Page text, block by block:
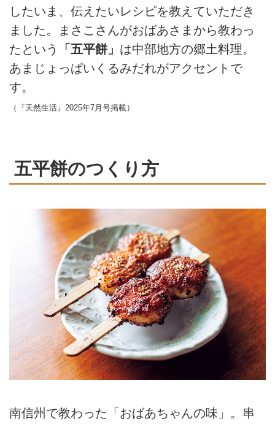
したいま、伝えたいレシピを教えていただき
ました。まさこさんがおばあさまから教わっ
たという
「五平餅」 は中部地方の郷土料理。
あまじょっぱいくるみだれがアクセントで
す。
（『天然生活』2025年7月号掲載）
五平餅のつくり方
南信州で教わった「おばあちゃんの味」。串